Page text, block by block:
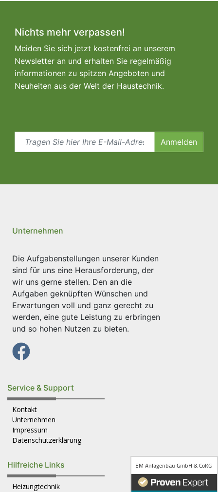
Nichts mehr verpassen!
Meiden Sie sich jetzt kostenfrei an unserem
Newsletter an und erhalten Sie regelmäßig
informationen zu spitzen Angeboten und
Neuheiten aus der Welt der Haustechnik.
Anmelden
Unternehmen
Die Aufgabenstellungen unserer Kunden
sind für uns eine Herausforderung, der
wir uns gerne stellen. Den an die
Aufgaben geknüpften Wünschen und
Erwartungen voll und ganz gerecht zu
werden, eine gute Leistung zu erbringen
und so hohen Nutzen zu bieten.
Service & Support
Kontakt
Unternehmen
Impressum
Datenschutzerklärung
Hilfreiche Links
Heizungtechnik